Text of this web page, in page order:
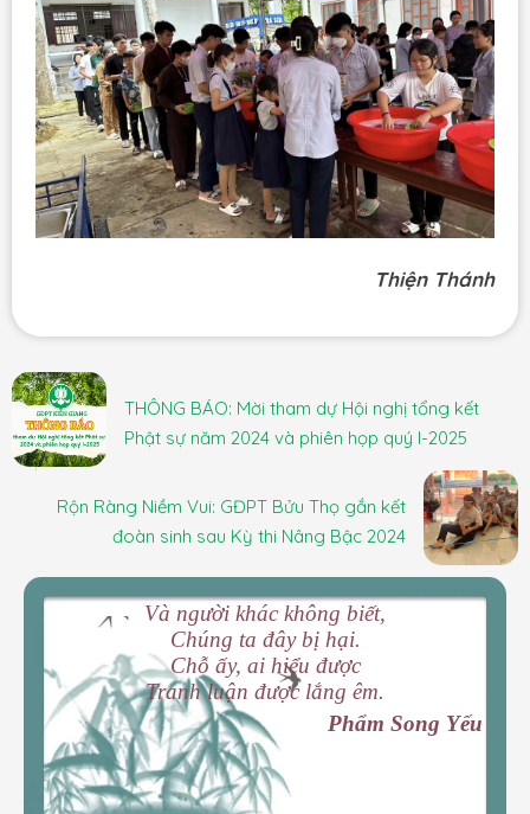
Thiện Thánh
THÔNG BÁO: Mời tham dự Hội nghị tổng kết
Phật sự năm 2024 và phiên họp quý I-2025
Rộn Ràng Niềm Vui: GĐPT Bửu Thọ gắn kết
đoàn sinh sau Kỳ thi Nâng Bậc 2024
Và người khác không biết,
Chúng ta đây bị hại.
Chỗ ấy, ai hiểu được
Tranh luận được lắng êm.
Phẩm Song Yếu